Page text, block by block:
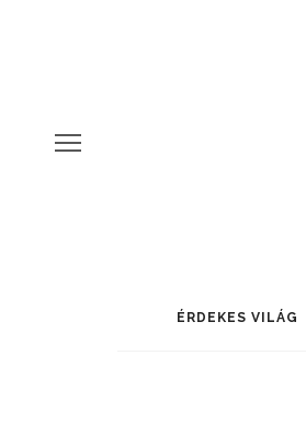
ÉRDEKES VILÁG